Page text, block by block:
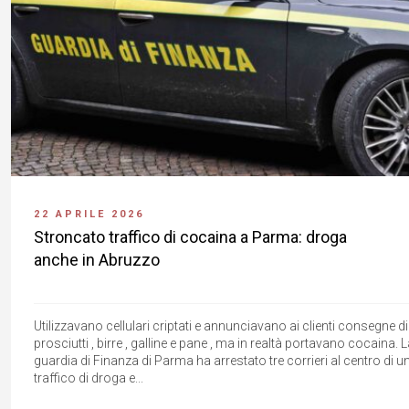
22 APRILE 2026
Stroncato traffico di cocaina a Parma: droga
anche in Abruzzo
Utilizzavano cellulari criptati e annunciavano ai clienti consegne di
prosciutti , birre , galline e pane , ma in realtà portavano cocaina.
guardia di Finanza di Parma ha arrestato tre corrieri al centro di
traffico di droga e...